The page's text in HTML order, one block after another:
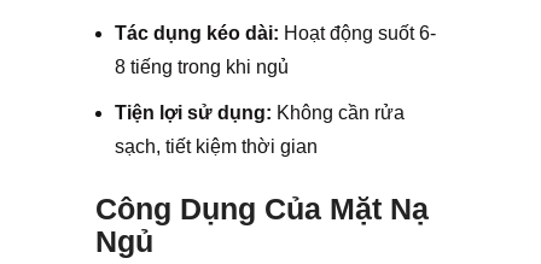
Tác dụng kéo dài: Hoạt động suốt 6-
8 tiếng trong khi ngủ
Tiện lợi sử dụng: Không cần rửa
sạch, tiết kiệm thời gian
Công Dụng Của Mặt Nạ
Ngủ